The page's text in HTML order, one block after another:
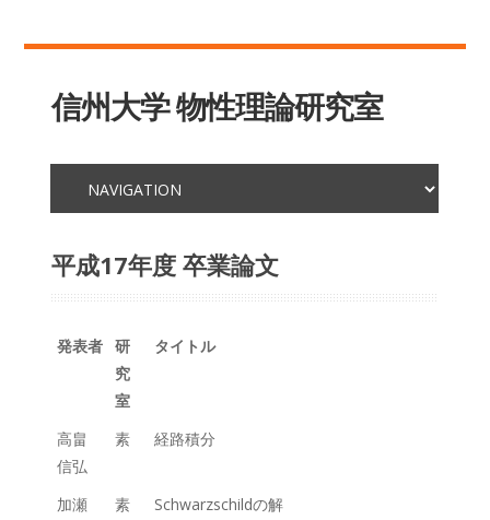
信州大学 物性理論研究室
平成17年度 卒業論文
発表者
研
究
室
タイトル
高畠
信弘
素 経路積分
加瀬
素 Schwarzschildの解